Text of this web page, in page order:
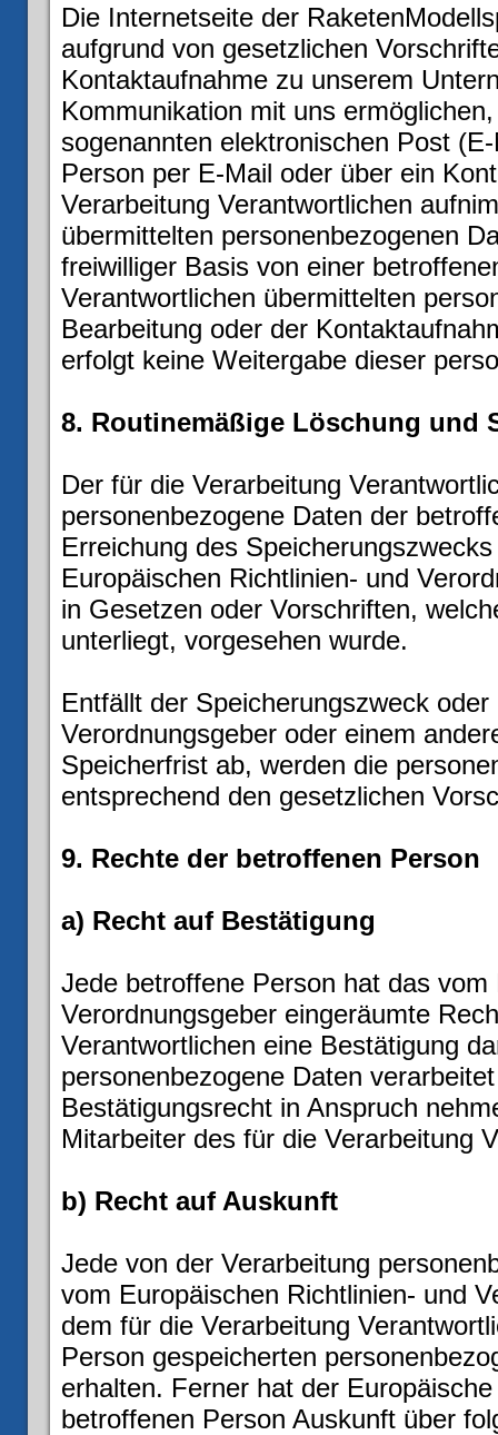
Die Internetseite der
aufgrund von gesetzlichen
Kontaktaufnahme zu unserem
Kommunikation mit uns
sogenannten elektronischen Post
Person per E-Mail oder über ein
Verarbeitung Verantwortlichen
übermittelten personenbezogenen
freiwilliger Basis von einer
Verantwortlichen übermittelten
Bearbeitung oder der
erfolgt keine Weitergabe dieser
8. Routinemäßige Löschung und
Der für die Verarbeitung
personenbezogene Daten der
Erreichung des
Europäischen Richtlinien- und
in Gesetzen oder Vorschriften,
unterliegt, vorgesehen wurde.
Entfällt der Speicherungszweck
Verordnungsgeber oder einem
Speicherfrist ab, werden die
entsprechend den gesetzlichen
9. Rechte der betroffenen Person
a) Recht auf Bestätigung
Jede betroffene Person hat das
Verordnungsgeber eingeräumte
Verantwortlichen eine Bestätigung
personenbezogene Daten
Bestätigungsrecht in Anspruch
Mitarbeiter des für die Verarbeitung
b) Recht auf Auskunft
Jede von der Verarbeitung
vom Europäischen Richtlinien- und
dem für die Verarbeitung
Person gespeicherten
erhalten. Ferner hat der
betroffenen Person Auskunft über